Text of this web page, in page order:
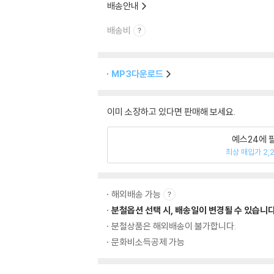
배송안내
배송비
MP3다운로드
이미 소장하고 있다면 판매해 보세요.
예스24에
최상 매입가
해외배송 가능
분철옵션 선택 시, 배송일이 변경될 수 있습니
분철상품은 해외배송이 불가합니다.
문화비소득공제 가능